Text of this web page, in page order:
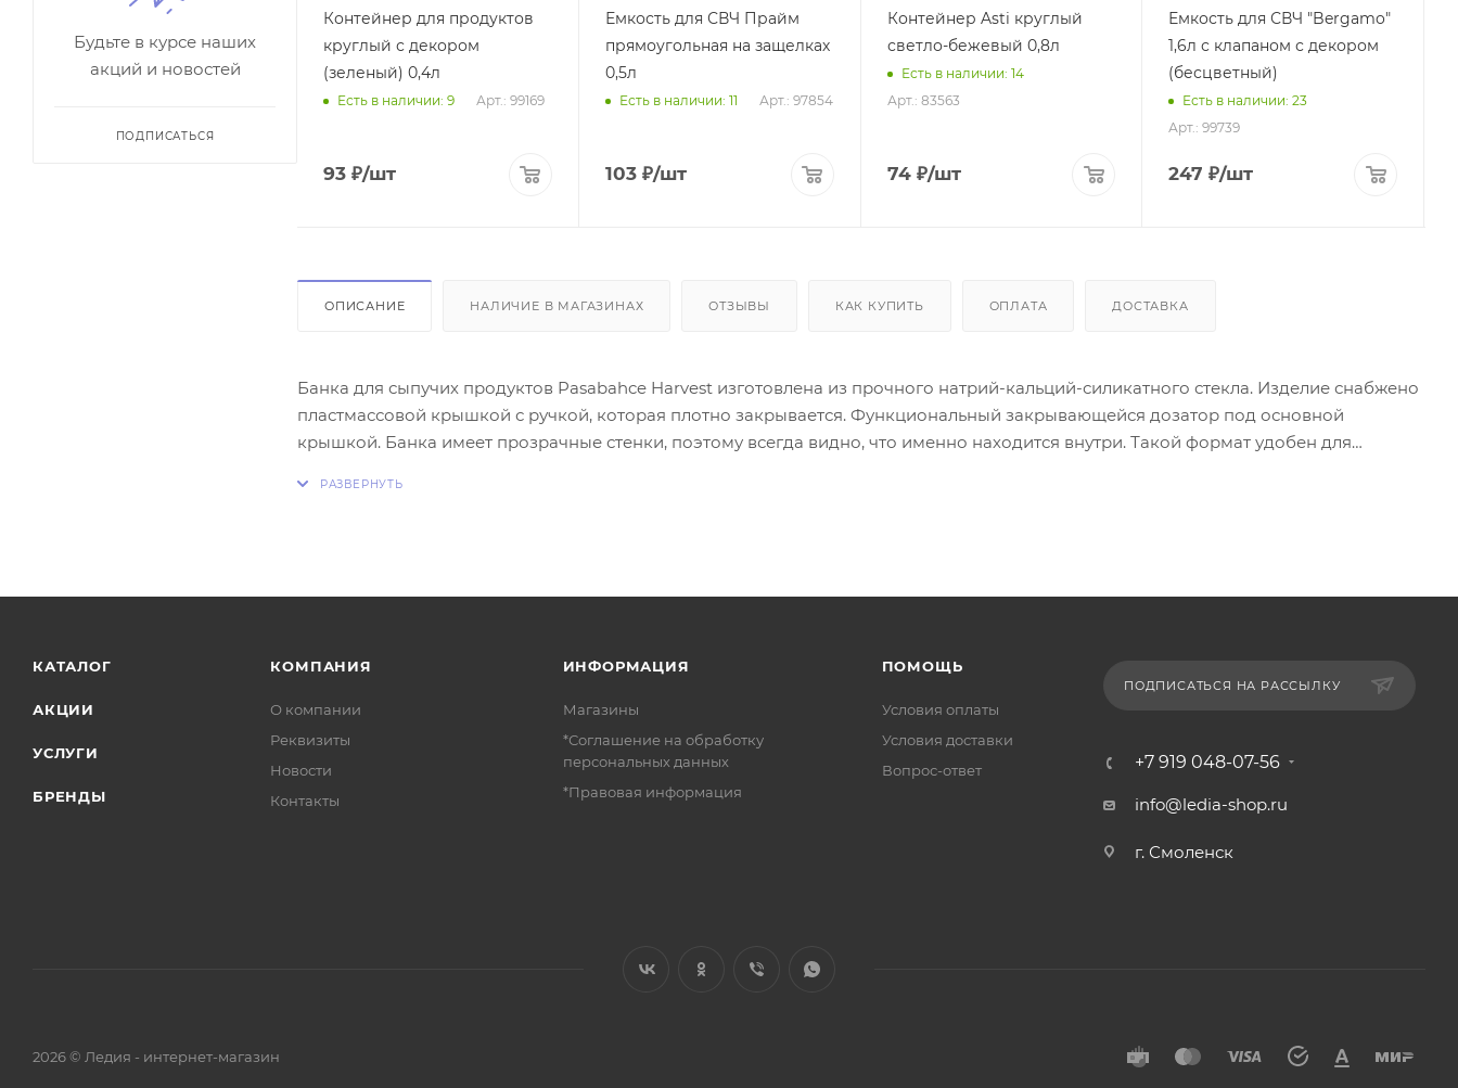
Контейнер для продуктов
круглый с декором
(зеленый) 0,4л
Есть в наличии: 9 Арт.: 99169
93 ₽/шт
Емкость для СВЧ Прайм
прямоугольная на защелках
0,5л
Есть в наличии: 11 Арт.: 97854
103₽/шт
Контейнер Asti круглый
светло-бежевый 0,8л
Есть в наличии: 14
Арт.: 83563
74₽/шт
Емкость для СВЧ "Bergamo"
1,6л с клапаном с декором
(бесцветный)
Есть в наличии: 23
Арт.: 99739
247 ₽/шт
ОПИСАНИЕ НАЛИЧИЕ В МАГАЗИНАХ ОТЗЫВЫ КАК КУПИТЬ ОПЛАТА ДОСТАВКА
Банка для сыпучих продуктов Pasabahce Harvest изготовлена из прочного натрий-кальций-силикатного стекла. Изделие снабжено
пластмассовой крышкой с ручкой, которая плотно закрывается. Функциональный закрывающейся дозатор под основной
крышкой. Банка имеет прозрачные стенки, поэтому всегда видно, что именно находится внутри. Такой формат удобен для
Будьте в курсе наших
акций и новостей
ПОДПИСАТЬСЯ
КАТАЛОГ
АКЦИИ
УСЛУГИ
БРЕНДЫ
КОМПАНИЯ
О компании
Реквизиты
Новости
Контакты
ИНФОРМАЦИЯ
Магазины
*Соглашение на обработку
персональных данных
*Правовая информация
ПОМОЩЬ
Условия оплаты
Условия доставки
Вопрос-ответ
ПОДПИСАТЬСЯ НА РАССЫЛКУ
+7 919 048-07-56
info@ledia-shop.ru
г. Смоленск
2026 © Ледия - интернет-магазин